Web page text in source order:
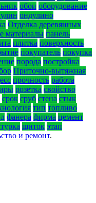
обои оборудование
ондулино
Отделка деревянных
материалы панель
плитка поверхность
покупатель покупка
порода постройка
Приточно-вытяжная
прочность работа
розетка свойство
срок сруб стена стык
тип топливо
фанера фирма цемент
щиток этап
и ремонт.